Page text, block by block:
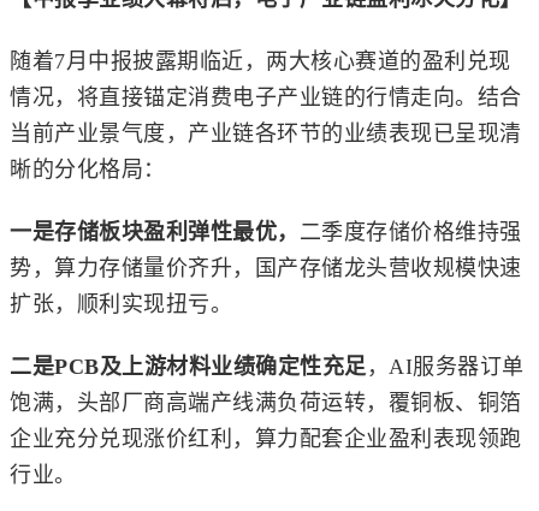
随着7月中报披露期临近，两大核心赛道的盈利兑现
情况，将直接锚定消费电子产业链的行情走向。结合
当前产业景气度，产业链各环节的业绩表现已呈现清
晰的分化格局：
一是存储板块盈利弹性最优， 二季度存储价格维持强
势，算力存储量价齐升，国产存储龙头营收规模快速
扩张，顺利实现扭亏。
二是PCB及上游材料业绩确定性充足 ，AI服务器订单
饱满，头部厂商高端产线满负荷运转，覆铜板、铜箔
企业充分兑现涨价红利，算力配套企业盈利表现领跑
行业。